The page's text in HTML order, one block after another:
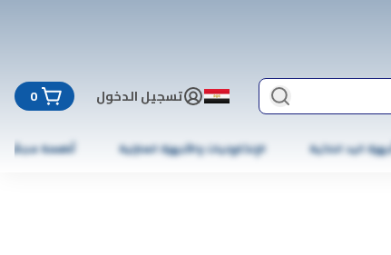
تسجيل الدخول 0
اليد الذكية الإلكترونيات والأجهزة المنزلية أطعمة مجمّدة